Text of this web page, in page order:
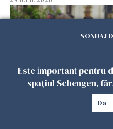
SONDAJ
Este important pentru
spațiul Schengen,
Da